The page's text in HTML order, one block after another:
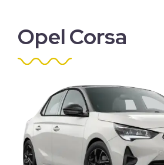
Opel Corsa